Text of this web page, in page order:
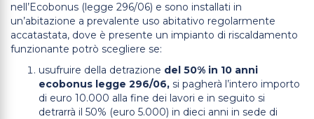
nell’Ecobonus (legge 296/06) e sono installati in
un’abitazione a prevalente uso abitativo regolarmente
accatastata, dove è presente un impianto di riscaldamento
funzionante potrò scegliere se:
usufruire della detrazione del 50% in 10 anni
ecobonus legge 296/06, si pagherà l’intero importo
di euro 10.000 alla fine dei lavori e in seguito si
detrarrà il 50% (euro 5.000) in dieci anni in sede di